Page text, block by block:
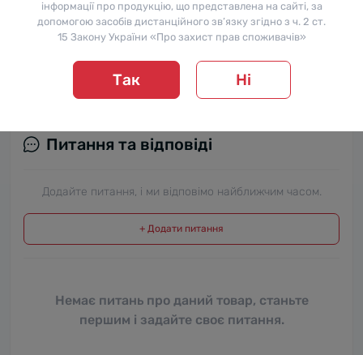
Питання та відповіді
Додайте питання, і ми відповімо найближчим часом.
+ Додати питання
Немає питань про даний товар, станьте
першим і задайте своє питання.
інформації про продукцію, що представлена на сайті, за
допомогою засобів дистанційного зв’язку згідно з ч. 2 ст.
15 Закону України «Про захист прав споживачів»
Так Ні